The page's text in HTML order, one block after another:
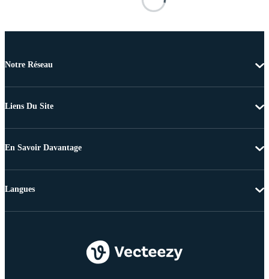
Notre Réseau
Liens Du Site
En Savoir Davantage
Langues